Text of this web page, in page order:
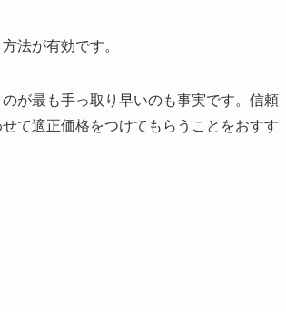
法が有効です。
が最も手っ取り早いのも事実です。信頼
て適正価格をつけてもらうことをおすす